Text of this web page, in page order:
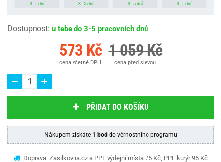
3 - 5 dní 3 - 5 dní 3 - 5 dní 3 - 5 dní
Dostupnost: u tebe do 3-5 pracovních dnů
573 Kč
cena včetně DPH
1 059 Kč
cena před slevou
PŘIDAT DO KOŠÍKU
Nákupem získáte 1 bod do věrnostního programu
Doprava: Zasilkovna.cz a PPL výdejní místa 75 Kč, PPL kurýr 95 Kč